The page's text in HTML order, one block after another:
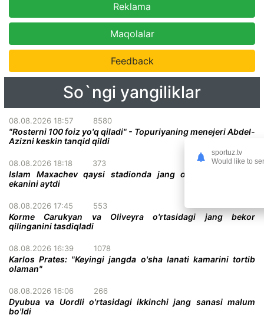
Reklama
Maqolalar
Feedback
So`ngi yangiliklar
08.08.2026 18:57 8580
"Rosterni 100 foiz yo'q qiladi" - Topuriyaning menejeri Abdel-
Azizni keskin tanqid qildi
08.08.2026 18:18 373
Islam Maxachev qaysi stadionda jang o'tkazish istagida
ekanini aytdi
08.08.2026 17:45 553
Korme Carukyan va Oliveyra o'rtasidagi jang bekor
qilinganini tasdiqladi
08.08.2026 16:39 1078
Karlos Prates: "Keyingi jangda o'sha lanati kamarini tortib
olaman"
08.08.2026 16:06 266
Dyubua va Uordli o'rtasidagi ikkinchi jang sanasi malum
bo'ldi
sportuz.tv
Would like to